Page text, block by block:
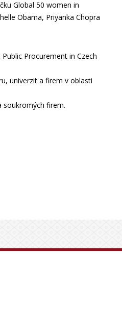
Global 50 women in
Obama, Priyanka Chopra
Procurement in Czech
univerzit a firem v oblasti
soukromých firem.